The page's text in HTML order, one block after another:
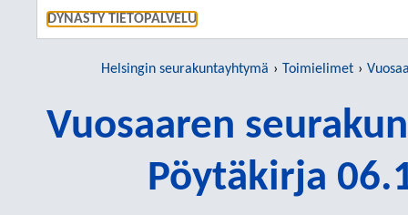
DYNASTY TIETOPALVELU
Helsingin seurakuntayhtymä Toimielimet
Vuosaaren
Pöytäkirja